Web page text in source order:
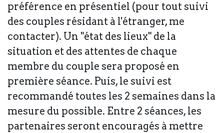
préférence en présentiel (pour tout suivi
des couples résidant à l'étranger, me
contacter). Un "état des lieux" de la
situation et des attentes de chaque
membre du couple sera proposé en
première séance. Puis, le suivi est
recommandé toutes les 2 semaines dans la
mesure du possible. Entre 2 séances, les
partenaires seront encouragés à mettre